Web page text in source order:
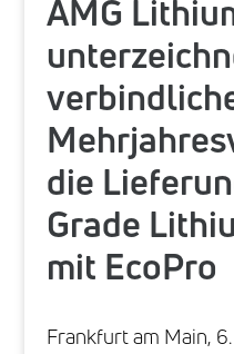
AMG
die
Grade
mit EcoPro
Frankfurt am Main,